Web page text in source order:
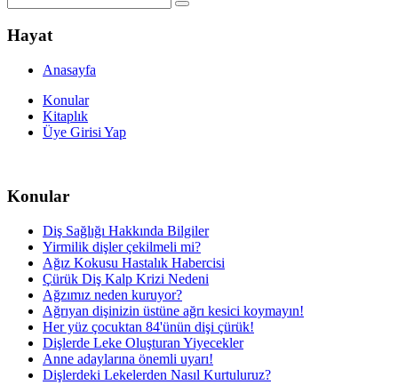
Hayat
Anasayfa
Konular
Kitaplık
Üye Girisi Yap
Konular
Diş Sağlığı Hakkında Bilgiler
Yirmilik dişler çekilmeli mi?
Ağız Kokusu Hastalık Habercisi
Çürük Diş Kalp Krizi Nedeni
Ağzımız neden kuruyor?
Ağrıyan dişinizin üstüne ağrı kesici koymayın!
Her yüz çocuktan 84'ünün dişi çürük!
Dişlerde Leke Oluşturan Yiyecekler
Anne adaylarına önemli uyarı!
Dişlerdeki Lekelerden Nasıl Kurtuluruz?